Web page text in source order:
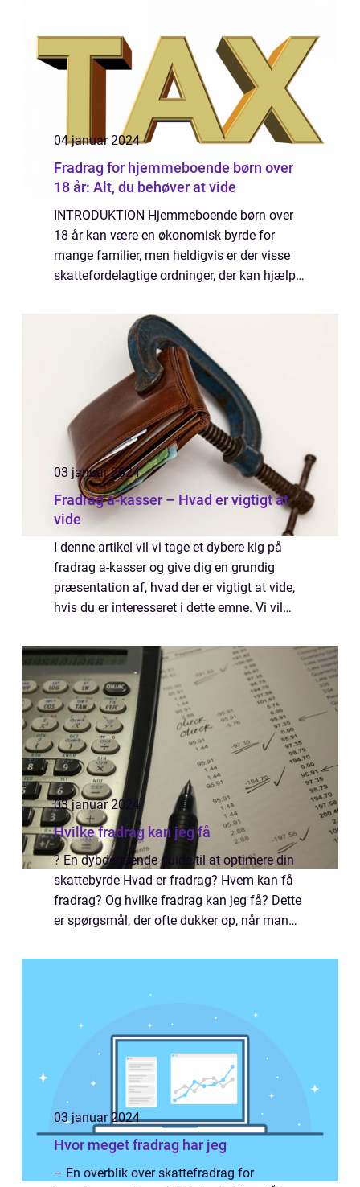
04 januar 2024
Fradrag for hjemmeboende børn over
18 år: Alt, du behøver at vide
INTRODUKTION Hjemmeboende børn over
18 år kan være en økonomisk byrde for
mange familier, men heldigvis er der visse
skattefordelagtige ordninger, der kan hjælpe
vi udforske fradragsreglerne for
hjemmeboe...
03 januar 2024
Fradrag a-kasser – Hvad er vigtigt at
vide
I denne artikel vil vi tage et dybere kig på
fradrag a-kasser og give dig en grundig
præsentation af, hvad der er vigtigt at vide,
hvis du er interesseret i dette emne. Vi vil
fradrag a-kasser, samt give dig tip...
03 januar 2024
Hvilke fradrag kan jeg få
? En dybdegående guide til at optimere din
skattebyrde Hvad er fradrag? Hvem kan få
fradrag? Og hvilke fradrag kan jeg få? Dette
er spørgsmål, der ofte dukker op, når man
ønsker at maksimere sin skattebespare...
03 januar 2024
Hvor meget fradrag har jeg
– En overblik over skattefradrag for